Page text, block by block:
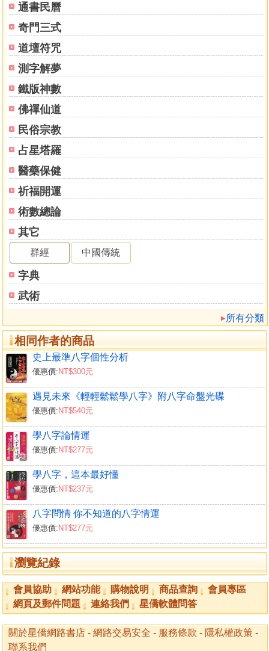
通書民曆
奇門三式
道壇符咒
測字解夢
鐵版神數
佛禪仙道
民俗宗教
占星塔羅
醫藥保健
祈福開運
術數總論
其它
群經 中國傳統
字典
武術
所有分類
相同作者的商品
史上最準八字個性分析
優惠價: NT$300元
遇見未來《輕輕鬆鬆學八字》附八字命盤光碟
優惠價: NT$540元
學八字論情運
優惠價: NT$277元
學八字，這本最好懂
優惠價: NT$237元
八字問情 你不知道的八字情運
優惠價: NT$277元
瀏覽紀錄
會員協助 網站功能 購物說明 商品查詢
會員專區
網頁及郵件問題
連絡我們 星僑軟體問答
關於星僑網路書店 - 網路交易安全 - 服務條款 - 隱私權政策 -
聯系我們